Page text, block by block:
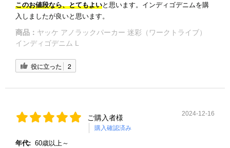
このお値段なら、とてもよいと思います。インディゴデニムを購
入しましたが良いと思います。
商品： ヤッケ アノラックパーカー 迷彩（ワークトライブ）
インディゴデニム L
役に立った 2
ご購入者様
購入確認済み
2024-12-16
年代: 60歳以上～